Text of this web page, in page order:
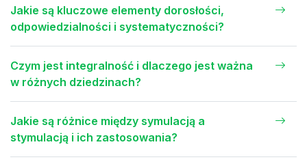
Jakie są kluczowe elementy dorosłości,
odpowiedzialności i systematyczności?
Czym jest integralność i dlaczego jest ważna
w różnych dziedzinach?
Jakie są różnice między symulacją a
stymulacją i ich zastosowania?